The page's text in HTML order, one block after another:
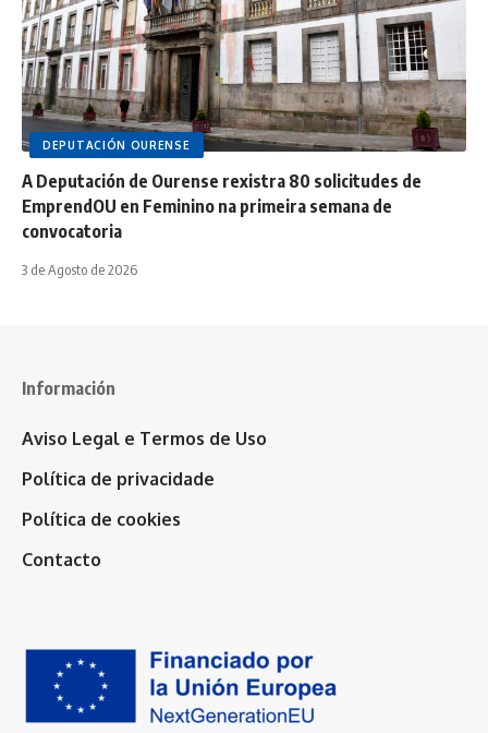
DEPUTACIÓN OURENSE
A Deputación de Ourense rexistra 80 solicitudes de
EmprendOU en Feminino na primeira semana de
convocatoria
3 de Agosto de 2026
Información
Aviso Legal e Termos de Uso
Política de privacidade
Política de cookies
Contacto